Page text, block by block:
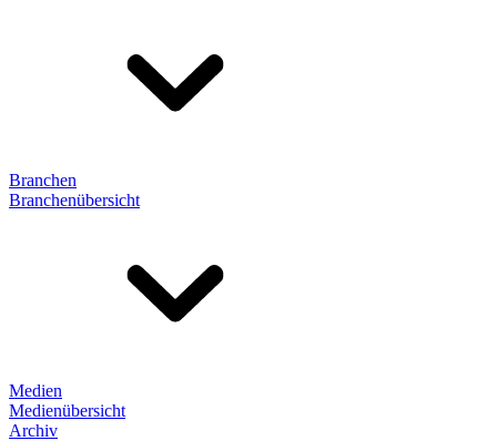
Branchen
Branchenübersicht
Medien
Medienübersicht
Archiv